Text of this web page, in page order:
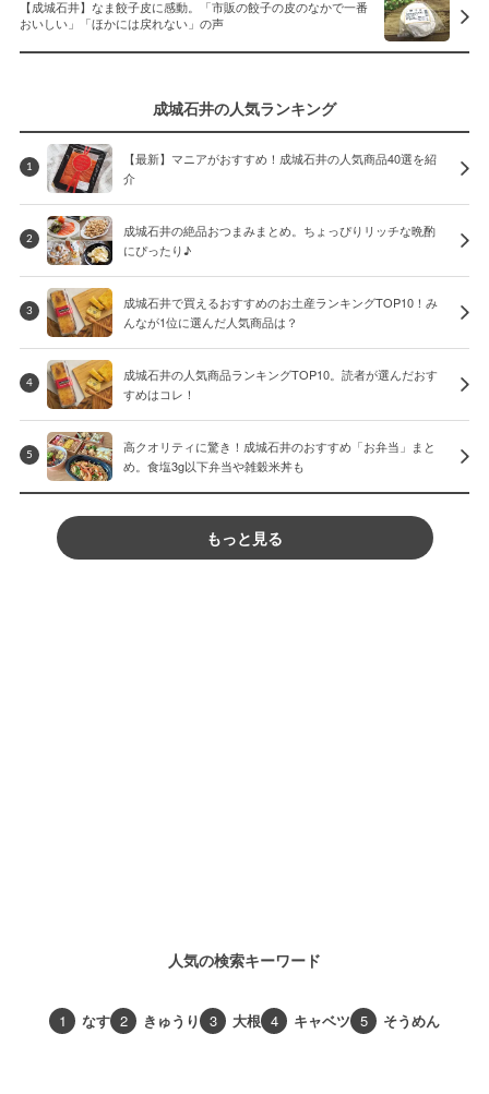
【成城石井】なま餃子皮に感動。「市販の餃子の皮のなかで一番
おいしい」「ほかには戻れない」の声
成城石井の人気ランキング
1
【最新】マニアがおすすめ！成城石井の人気商品40選を紹
介
2
成城石井の絶品おつまみまとめ。ちょっぴりリッチな晩酌
にぴったり♪
3
成城石井で買えるおすすめのお土産ランキングTOP10！み
んなが1位に選んだ人気商品は？
4
成城石井の人気商品ランキングTOP10。読者が選んだおす
すめはコレ！
5
高クオリティに驚き！成城石井のおすすめ「お弁当」まと
め。食塩3g以下弁当や雑穀米丼も
もっと見る
人気の検索キーワード
1 なす 2 きゅうり 3 大根 4 キャベツ 5 そうめん